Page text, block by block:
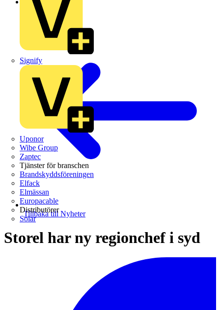
Signify
Uponor
Wibe Group
Zaptec
Tjänster för branschen
Brandskyddsföreningen
Elfack
Elmässan
Europacable
Distributörer
Solar
Tillbaka till Nyheter
Storel har ny regionchef i syd